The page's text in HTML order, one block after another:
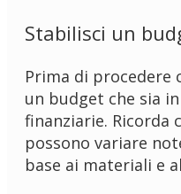
Stabilisci un
Prima di procedere
un budget che sia
finanziarie. Ricorda
possono variare
base ai materiali e